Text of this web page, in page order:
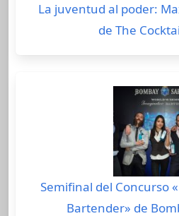
La juventud al poder:
de The
Semifinal del Concurso
Bartender» de